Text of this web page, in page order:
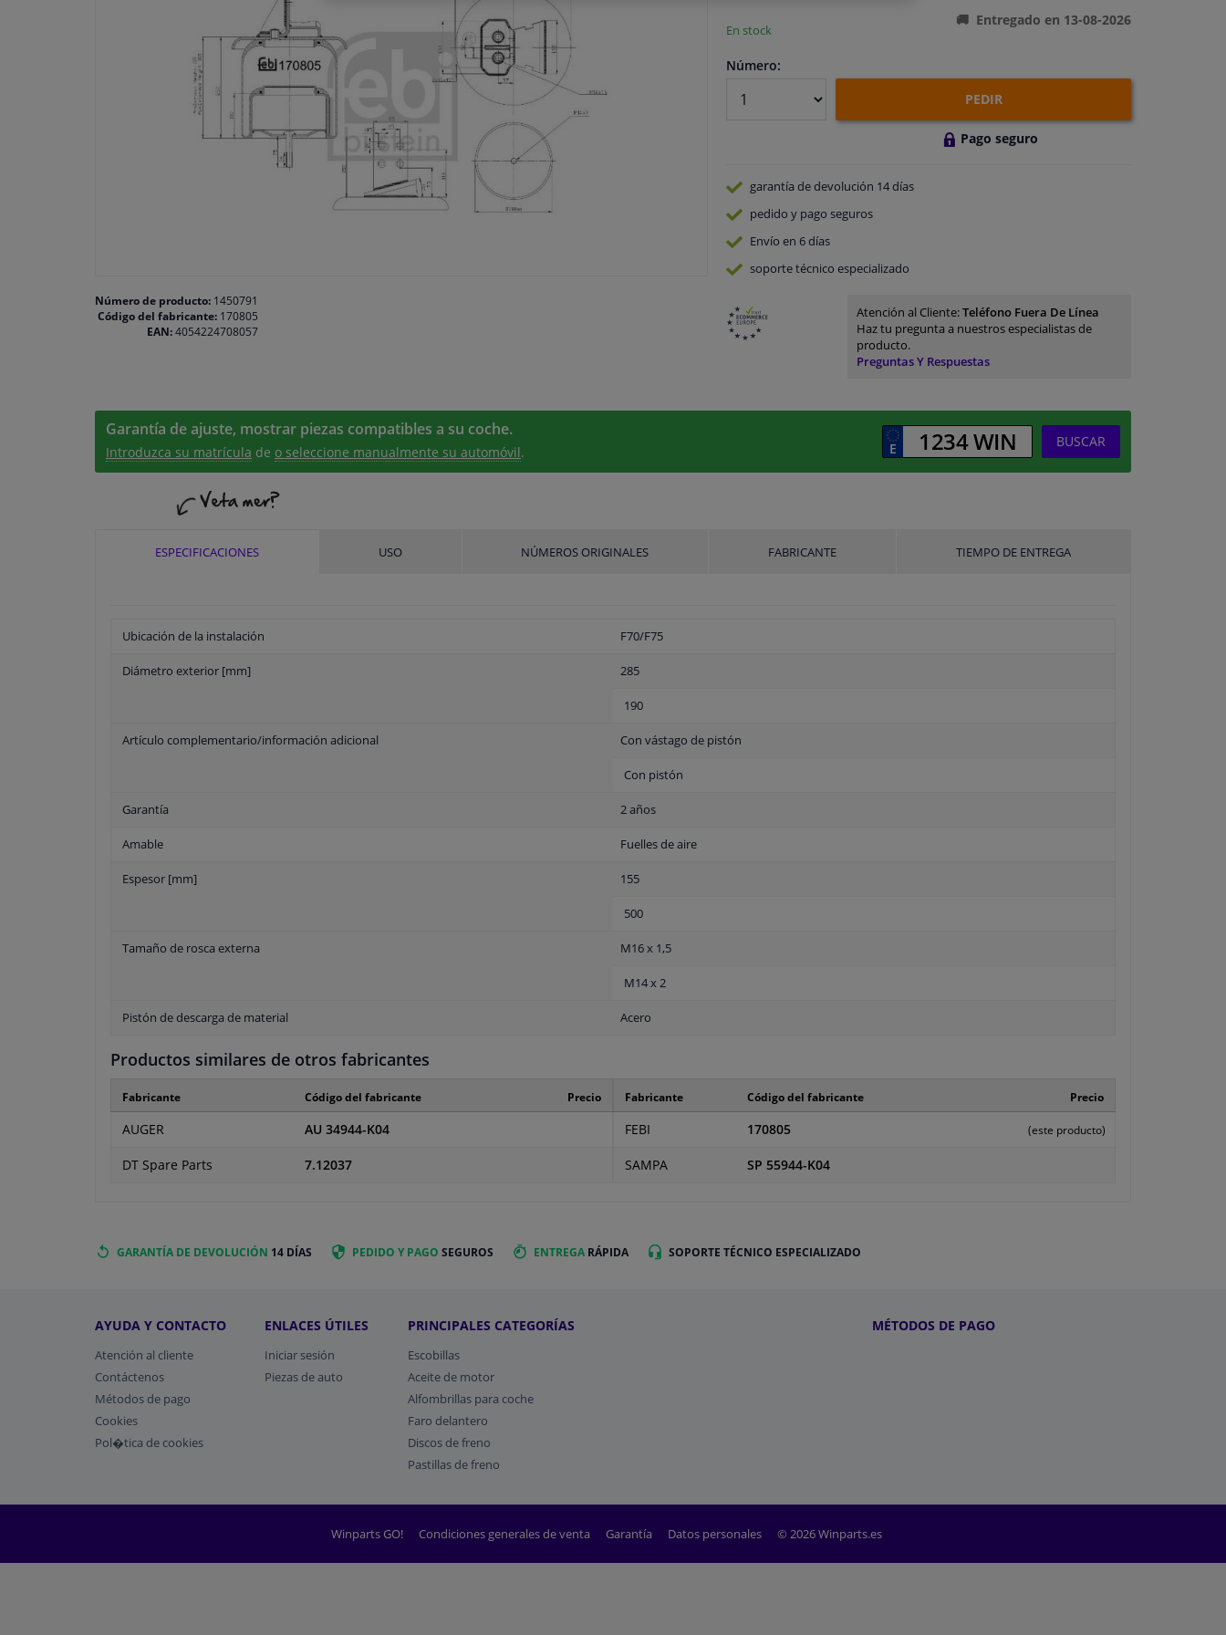
Número de producto: 1450791
Código del fabricante: 170805
EAN:4054224708057
En stock
Entregado en 13-08-2026
Número:
PEDIR
Pago seguro
garantía de devolución 14 días
pedido y pago seguros
Envío en 6 días
soporte técnico especializado
Atención al Cliente:Teléfono Fuera De Línea
Haz tu pregunta a nuestros especialistas de
producto.
Preguntas Y Respuestas
Garantía de ajuste, mostrar piezas compatibles a su coche.
Introduzca su matrícula de o seleccione manualmente su automóvil.
BUSCAR
ESPECIFICACIONES USO NÚMEROS ORIGINALES FABRICANTE TIEMPO DE ENTREGA
Ubicación de la instalación F70/F75
Diámetro exterior [mm] 285
190
Artículo complementario/información adicional Con vástago de pistón
Con pistón
Garantía 2 años
Amable Fuelles de aire
Espesor [mm] 155
500
Tamaño de rosca externa M16 x 1,5
M14 x 2
Pistón de descarga de material Acero
Productos similares de otros fabricantes
Fabricante Código del fabricante Precio
AUGER AU 34944-K04
DT Spare Parts 7.12037
Fabricante Código del fabricante Precio
FEBI 170805 (este producto)
SAMPA SP 55944-K04
GARANTÍA DE DEVOLUCIÓN 14 DÍAS PEDIDO Y PAGO SEGUROS ENTREGA RÁPIDA SOPORTE TÉCNICO ESPECIALIZADO
AYUDA Y CONTACTO
Atención al cliente
Contáctenos
Métodos de pago
​Cookies
Pol�tica de cookies
ENLACES ÚTILES
Iniciar sesión
Piezas de auto
PRINCIPALES CATEGORÍAS
Escobillas
Aceite de motor
Alfombrillas para coche
Faro delantero
Discos de freno
Pastillas de freno
MÉTODOS DE PAGO
Winparts GO! Condiciones generales de venta Garantía Datos personales © 2026 Winparts.es